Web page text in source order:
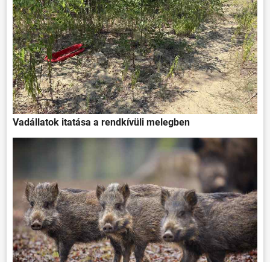
Vadállatok itatása a rendkívüli melegben